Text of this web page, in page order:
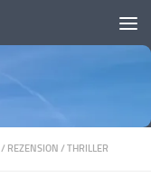
/ REZENSION / THRILLER